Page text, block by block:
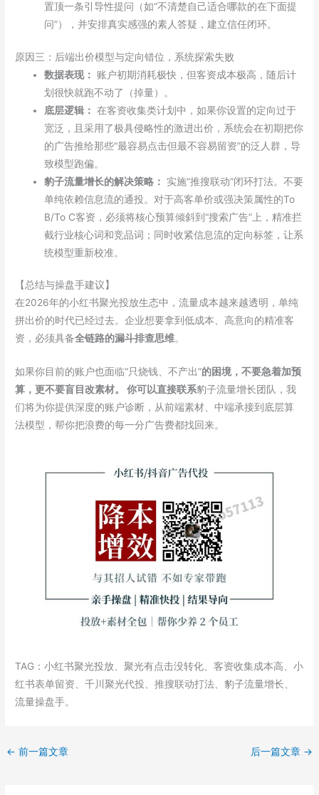
置顶一条引导性提问（如“不清楚自己适合哪款的在下面提
问”），并安排真实感强的素人答疑，建立信任闭环。
原因三：后端出价模型与定向错位，系统探索失败
数据表现：
账户初期消耗极快，但客资成本极高，随后计
划很快就跑不动了（掉量）。
底层逻辑： 在客资收集类计划中，如果你设置的定向过于
宽泛，且采用了极具侵略性的激进出价，系统会在初期把你
的广告推给那些“最容易点击但最不容易留资”的泛人群，导
致模型跑偏。
豹子流量增长的解决策略：
实施“推搜联动”闭环打法。不要
单纯依赖信息流的通投。对于高客单价或强决策属性的To
B/To C客资，必须将核心预算倾斜到“搜索广告”上，精准拦
截行业核心词和竞品词；同时收紧信息流的定向标签，让系
统模型重新校准。
【总结与操盘手建议】
在2026年的小红书聚光投放生态中，流量成本越来越透明，单纯
拼出价的时代已经过去。企业想要拿到低成本、高意向的精准客
资，必须具备全链路的漏斗排查思维。
如果你目前的账户也面临“只烧钱、不产出”的困境，不要急着加预
算，更不要盲目改素材。 你可以直接联系豹子流量增长团队，我
们将为你提供深度的账户诊断，从前端素材、中端承接到底层算
法模型，帮你把浪费的每一分广告费都找回来。
TAG：小红书聚光投放、聚光有点击没转化、客资收集成本高、小
红书表单留资、千川聚光代投、推搜联动打法、豹子流量增长、
流量操盘手。
← 前一篇文章 后一篇文章 →